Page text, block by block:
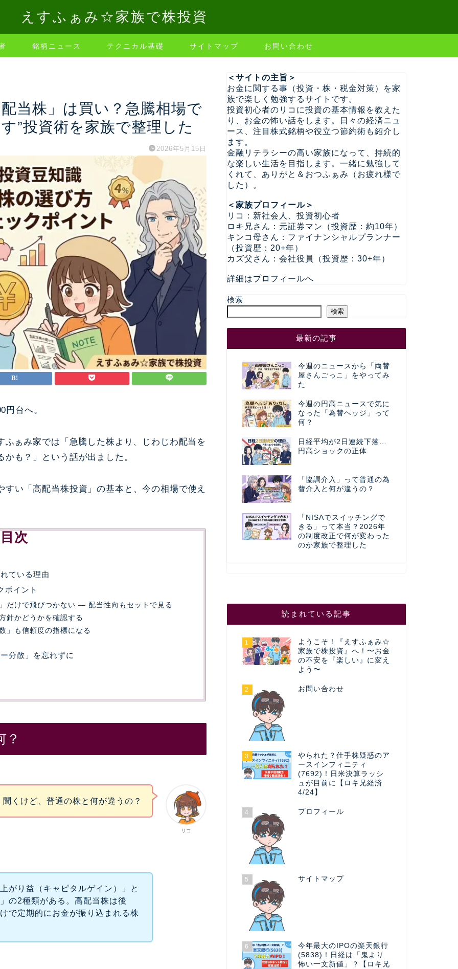
えすふぁみ☆家族で株投資
銘柄ニュース テクニカル基礎 サイトマップ お問い合わせ
当株」は買い？急騰相場で
”投資術を家族で整理した
2026年5月15日
台へ。
ぁみ家では「急騰した株より、じわじわ配当を
も？」という話が出ました。
い「高配当株投資」の基本と、今の相場で使え
目次
ている理由
ポイント
だけで飛びつかない ― 配当性向もセットで見る
針かどうかを確認する
」も信頼度の指標になる
分散」を忘れずに
？
リコ
くけど、普通の株と何が違うの？
がり益（キャピタルゲイン）」と
の2種類がある。高配当株は後
で定期的にお金が振り込まれる株
＜サイトの主旨＞
お金に関する事（投資・株・税金対策）を家
族で楽しく勉強するサイトです。
投資初心者のリコに投資の基本情報を教えた
り、お金の怖い話をします。日々の経済ニュ
ース、注目株式銘柄や役立つ節約術も紹介し
ます。
金融リテラシーの高い家族になって、持続的
な楽しい生活を目指します。一緒に勉強して
くれて、ありがと＆おつふぁみ（お疲れ様で
した）。
＜家族プロフィール＞
リコ：新社会人、投資初心者
ロキ兄さん：元証券マン（投資歴：約10年）
キンコ母さん：ファイナンシャルプランナー
（投資歴：20+年）
カズ父さん：会社役員（投資歴：30+年）
詳細はプロフィールへ
検索
検索
最新の記事
今週のニュースから「両替
屋さんごっこ」をやってみ
た
今週の円高ニュースで気に
なった「為替ヘッジ」って
何？
日経平均が2日連続下落…
円高ショックの正体
「協調介入」って普通の為
替介入と何が違うの？
「NISAでスイッチングで
きる」って本当？2026年
の制度改正で何が変わった
のか家族で整理した
読まれている記事
1
ようこそ！『えすふぁみ☆
家族で株投資』へ！〜お金
の不安を『楽しい』に変え
よう〜
2 お問い合わせ
3
やられた？仕手株疑惑のア
ースインフィニティ
(7692)！日米決算ラッシ
ュが目前に【ロキ兄経済
4/24】
4 プロフィール
5 サイトマップ
6
今年最大のIPOの楽天銀行
(5838)！日経は「鬼より
怖い一文新値」？【ロキ兄